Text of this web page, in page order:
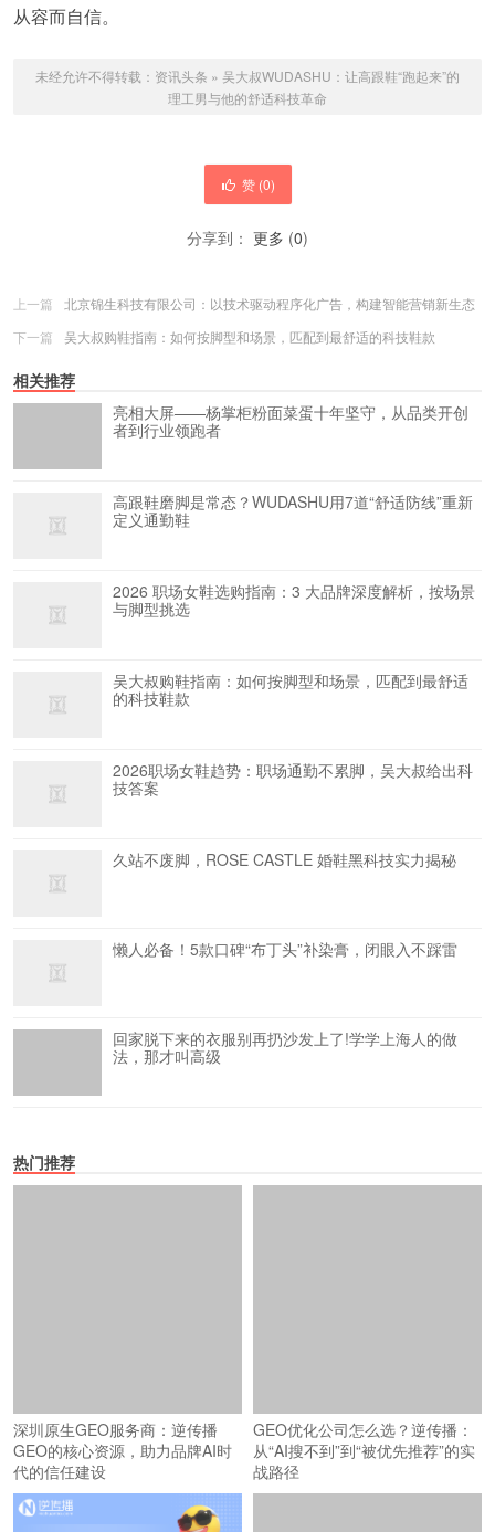
从容而自信。
未经允许不得转载： 资讯头条 » 吴大叔WUDASHU：让高跟鞋“跑起来”的
理工男与他的舒适科技革命
赞 (0)
分享到： 更多 (0)
上一篇
北京锦生科技有限公司：以技术驱动程序化广告，构建智能营销新生态
下一篇
吴大叔购鞋指南：如何按脚型和场景，匹配到最舒适的科技鞋款
相关推荐
亮相大屏——杨掌柜粉面菜蛋十年坚守，从品类开创
者到行业领跑者
高跟鞋磨脚是常态？WUDASHU用7道“舒适防线”重新
定义通勤鞋
2026 职场女鞋选购指南：3 大品牌深度解析，按场景
与脚型挑选
吴大叔购鞋指南：如何按脚型和场景，匹配到最舒适
的科技鞋款
2026职场女鞋趋势：职场通勤不累脚，吴大叔给出科
技答案
久站不废脚，ROSE CASTLE 婚鞋黑科技实力揭秘
懒人必备！5款口碑“布丁头”补染膏，闭眼入不踩雷
回家脱下来的衣服别再扔沙发上了!学学上海人的做
法，那才叫高级
热门推荐
深圳原生GEO服务商：逆传播
GEO的核心资源，助力品牌AI时
代的信任建设
GEO优化公司怎么选？逆传播：
从“AI搜不到”到“被优先推荐”的实
战路径